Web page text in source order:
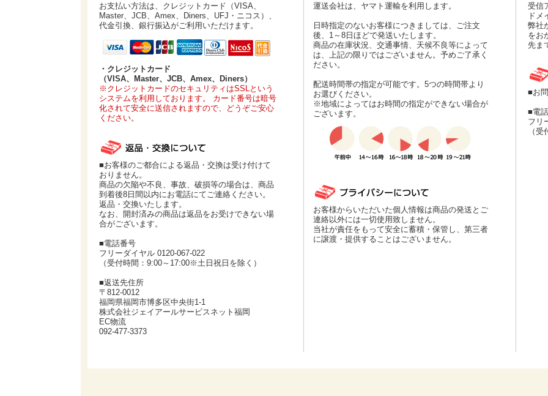
お支払い方法は、クレジットカード（VISA、
Master、JCB、Amex、Diners、UFJ・ニコス）、
代金引換、銀行振込がご利用いただけます。
・クレジットカード
（VISA、Master、JCB、Amex、Diners）
※クレジットカードのセキュリティはSSLという
システムを利用しております。 カード番号は暗号
化されて安全に送信されますので、どうぞご安心
ください。
■お客様のご都合による返品・交換は受け付けて
おりません。
商品の欠陥や不良、事故、破損等の場合は、商品
到着後8日間以内にお電話にてご連絡ください。
返品・交換いたします。
なお、開封済みの商品は返品をお受けできない場
合がございます。
■電話番号
フリーダイヤル 0120-067-022
（受付時間：9:00～17:00※土日祝日を除く）
■返送先住所
〒812-0012
福岡県福岡市博多区中央街1-1
株式会社ジェイアールサービスネット福岡
EC物流
092-477-3373
運送会社は、ヤマト運輸を利用します。
日時指定のないお客様につきましては、ご注文
後、1～8日ほどで発送いたします。
商品の在庫状況、交通事情、天候不良等によって
は、上記の限りではございません。予めご了承く
ださい。
配送時間帯の指定が可能です。5つの時間帯より
お選びください。
※地域によってはお時間の指定ができない場合が
ございます。
お客様からいただいた個人情報は商品の発送とご
連絡以外には一切使用致しません。
当社が責任をもって安全に蓄積・保管し、第三者
に譲渡・提供することはございません。
受信
ドメ
弊社
をお
先ま
■お
■電
フリ
（